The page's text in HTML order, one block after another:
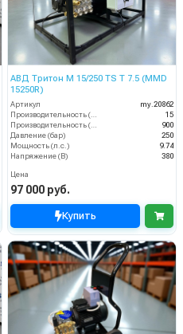
АВД Тритон M 15/250 TS T 7.5 (MMD
15250R)
Артикул
my.20862
15
900
Давление (бар)
250
Мощность (л.с.)
9.74
Напряжение (В)
380
Цена
97 000 руб.
Купить